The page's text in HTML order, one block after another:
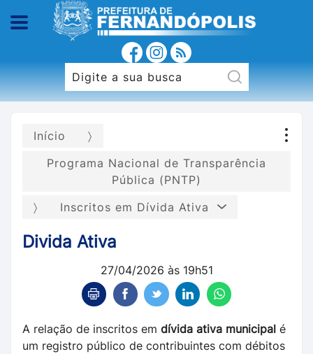
Início
Programa Nacional de Transparência
Pública (PNTP)
Inscritos em Dívida Ativa
Divida Ativa
27/04/2026 às 19h51
A relação de inscritos em dívida ativa municipal é
um registro público de contribuintes com débitos